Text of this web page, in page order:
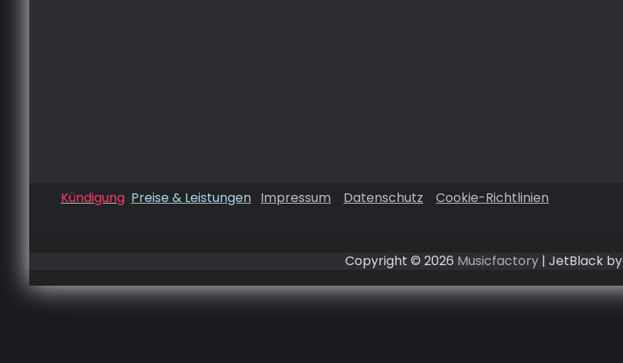
Kündigung Preise & Leistungen Impressum Datenschutz Cookie-Richtlinien
Copyright © 2026 Musicfactory| JetBlack by